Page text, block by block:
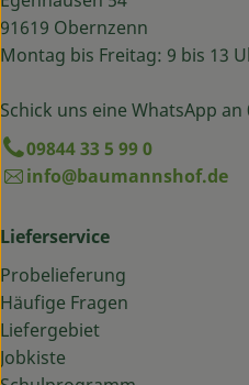
91619 Obernzenn
Montag bis Freitag: 9 bis 13
Schick uns eine WhatsApp an
09844 33 5 99 0
info@baumannshof.de
Lieferservice
Probelieferung
Häufige Fragen
Liefergebiet
Jobkiste